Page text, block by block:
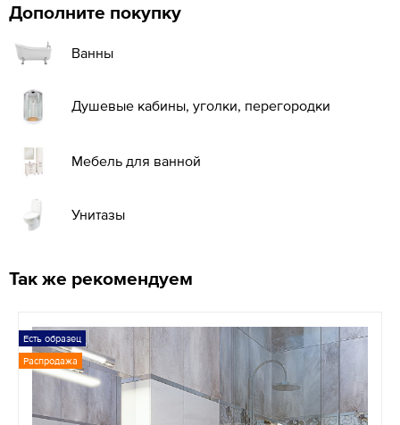
Дополните покупку
Ванны
Душевые кабины, уголки, перегородки
Мебель для ванной
Унитазы
Так же рекомендуем
Есть образец
Распродажа